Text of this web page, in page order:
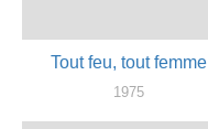
Tout feu, tout femme
1975